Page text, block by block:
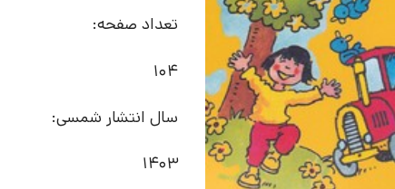
تعداد صفحه:
104
سال انتشار شمسی:
1403